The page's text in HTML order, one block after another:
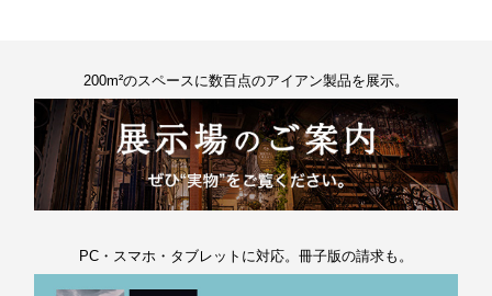
200m²のスペースに数百点のアイアン製品を展示。
PC・スマホ・タブレットに対応。冊子版の請求も。